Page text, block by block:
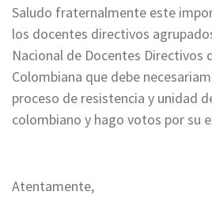
Saludo fraternalmente este
los docentes directivos
Nacional de Docentes Directivos
Colombiana que debe
proceso de resistencia y unidad
colombiano y hago votos por su
Atentamente,